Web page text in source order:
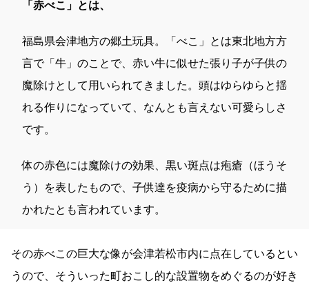
「赤べこ」とは、
福島県会津地方の郷土玩具。「べこ」とは東北地方方
言で「牛」のことで、赤い牛に似せた張り子が子供の
魔除けとして用いられてきました。頭はゆらゆらと揺
れる作りになっていて、なんとも言えない可愛らしさ
です。
体の赤色には魔除けの効果、黒い斑点は疱瘡（ほうそ
う）を表したもので、子供達を疫病から守るために描
かれたとも言われています。
その赤べこの巨大な像が会津若松市内に点在しているとい
うので、そういった町おこし的な設置物をめぐるのが好き